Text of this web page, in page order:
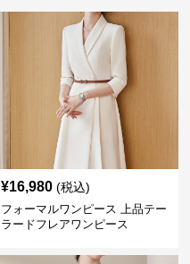
¥16,980 (税込)
フォーマルワンピース 上品テー
ラードフレアワンピース